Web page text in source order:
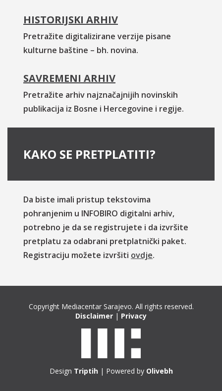
HISTORIJSKI ARHIV
Pretražite digitalizirane verzije pisane
kulturne baštine – bh. novina.
SAVREMENI ARHIV
Pretražite arhiv najznačajnijih novinskih
publikacija iz Bosne i Hercegovine i regije.
KAKO SE PRETPLATITI?
Da biste imali pristup tekstovima
pohranjenim u INFOBIRO digitalni arhiv,
potrebno je da se registrujete i da izvršite
pretplatu za odabrani pretplatnički paket.
Registraciju možete izvršiti ovdje.
Copyright Mediacentar Sarajevo. All rights reserved.
Disclaimer | Privacy
Design Triptih| Powered by Olivebh